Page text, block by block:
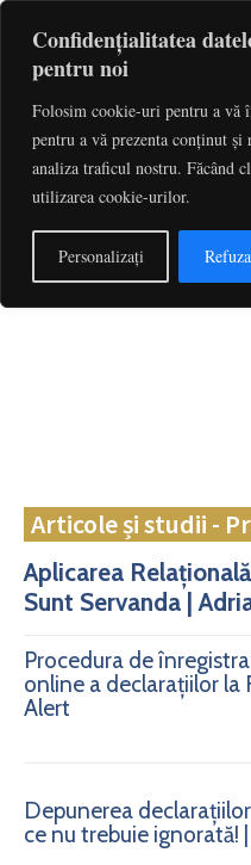
Confidențialitatea
pentru noi
Folosim cookie-uri pentru a vă
pentru a vă prezenta conținut și
analiza traficul nostru. Făcând
utilizarea cookie-urilor.
Personalizați
cuvinte-cheie, titlu articol,
Articole și studii -
Aplicarea
Sunt Servanda |
Procedura de
online a declarațiilor la
Alert
Depunerea
ce nu trebuie ignorată!